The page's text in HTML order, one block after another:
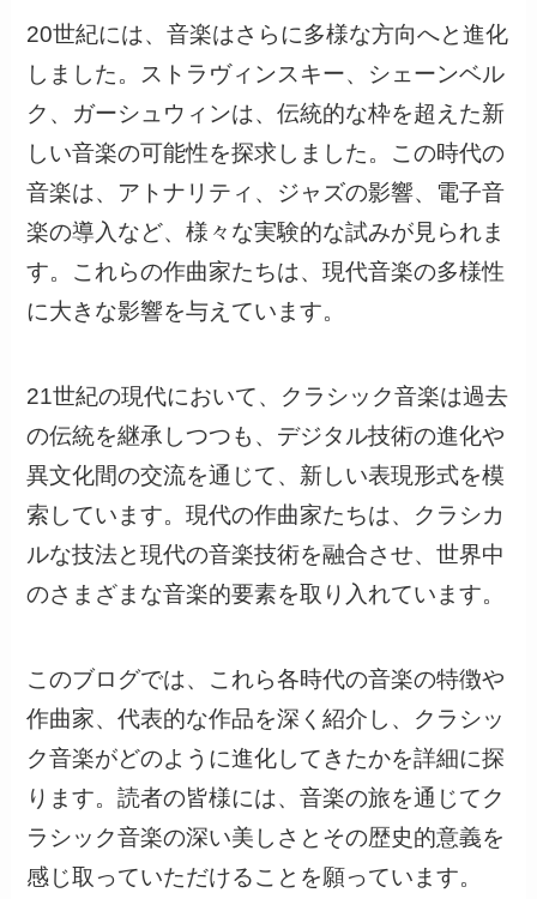
20世紀には、音楽はさらに多様な方向へと進化
しました。ストラヴィンスキー、シェーンベル
ク、ガーシュウィンは、伝統的な枠を超えた新
しい音楽の可能性を探求しました。この時代の
音楽は、アトナリティ、ジャズの影響、電子音
楽の導入など、様々な実験的な試みが見られま
す。これらの作曲家たちは、現代音楽の多様性
に大きな影響を与えています。
21世紀の現代において、クラシック音楽は過去
の伝統を継承しつつも、デジタル技術の進化や
異文化間の交流を通じて、新しい表現形式を模
索しています。現代の作曲家たちは、クラシカ
ルな技法と現代の音楽技術を融合させ、世界中
のさまざまな音楽的要素を取り入れています。
このブログでは、これら各時代の音楽の特徴や
作曲家、代表的な作品を深く紹介し、クラシッ
ク音楽がどのように進化してきたかを詳細に探
ります。読者の皆様には、音楽の旅を通じてク
ラシック音楽の深い美しさとその歴史的意義を
感じ取っていただけることを願っています。